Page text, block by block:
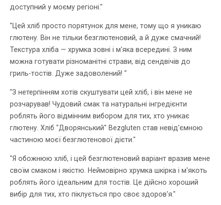
доступний у моєму регіоні."
"Цей хліб просто порятунок для мене, тому що я уникаю
глютену. Він не тільки безглютеновий, а й дуже смачний!
Текстура хліба — хрумка зовні і м'яка всередині. З ним
можна готувати різноманітні страви, від сендвічів до
гриль-тостів. Дуже задоволений! "
"З нетерпінням хотів скуштувати цей хліб, і він мене не
розчарував! Чудовий смак та натуральні інгредієнти
роблять його відмінним вибором для тих, хто уникає
глютену. Хліб "Дворянський" Bezgluten став невід'ємною
частиною моєї безглютенової дієти."
"Я обожнюю хліб, і цей безглютеновий варіант вразив мене
своїм смаком і якістю. Неймовірно хрумка шкірка і м'якоть
роблять його ідеальним для тостів. Це дійсно хороший
вибір для тих, хто піклується про своє здоров'я."